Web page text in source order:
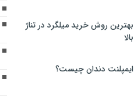
بهترین روش خرید میلگرد در تناژ
بالا
ایمپلنت دندان چیست؟